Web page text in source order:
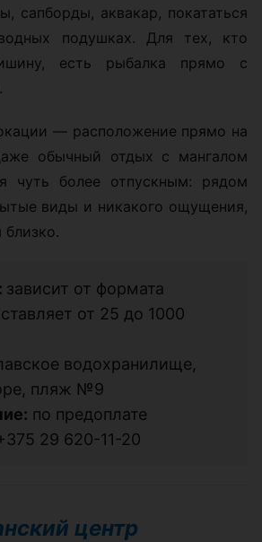
сапборды, аквакар, покататься
подушках. Для тех, кто
есть рыбалка прямо с
— расположение прямо на
обычный отдых с мангалом
чуть более отпускным: рядом
виды и никакого ощущения,
близко.
зависит от формата
от 25 до 1000
водохранилище,
пляж №9
по предоплате
29 620-11-20
центр